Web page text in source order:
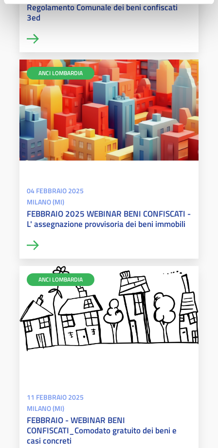
Regolamento Comunale dei beni confiscati
3ed
ANCI LOMBARDIA
04 FEBBRAIO 2025
MILANO (MI)
FEBBRAIO 2025 WEBINAR BENI CONFISCATI -
L' assegnazione provvisoria dei beni immobili
ANCI LOMBARDIA
11 FEBBRAIO 2025
MILANO (MI)
FEBBRAIO - WEBINAR BENI
CONFISCATI_Comodato gratuito dei beni e
casi concreti